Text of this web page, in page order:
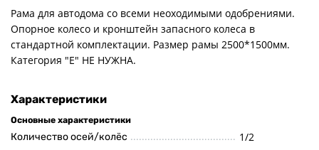
Рама для автодома со всеми неоходимыми одобрениями.
Опорное колесо и кронштейн запасного колеса в
стандартной комплектации. Размер рамы 2500*1500мм.
Категория "Е" НЕ НУЖНА.
Характеристики
Основные характеристики
Количество осей/колёс 1/2